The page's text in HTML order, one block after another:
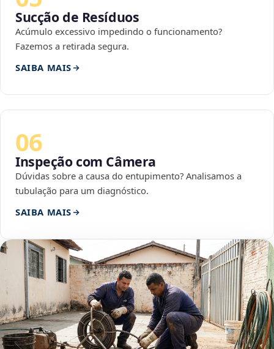
Sucção de Resíduos
Acúmulo excessivo impedindo o funcionamento?
Fazemos a retirada segura.
SAIBA MAIS
06
Inspeção com Câmera
Dúvidas sobre a causa do entupimento? Analisamos a
tubulação para um diagnóstico.
SAIBA MAIS